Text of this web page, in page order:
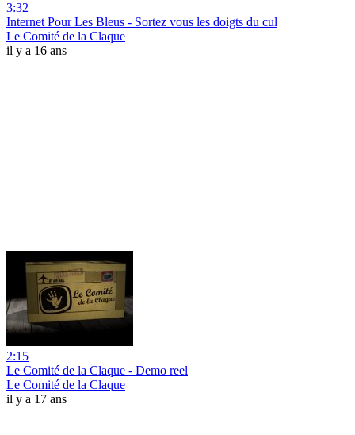
3:32
Internet Pour Les Bleus - Sortez vous les doigts du cul
Le Comité de la Claque
il y a 16 ans
2:15
Le Comité de la Claque - Demo reel
Le Comité de la Claque
il y a 17 ans